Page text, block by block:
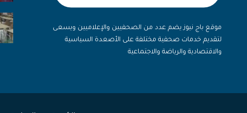
موقع باج نيوز يضم عدد من الصحفيين والإعلاميين ويسعى
لتقديم خدمات صحفية مختلفة على الأصعدة السياسية
والاقتصادية والرياضة والاجتماعية